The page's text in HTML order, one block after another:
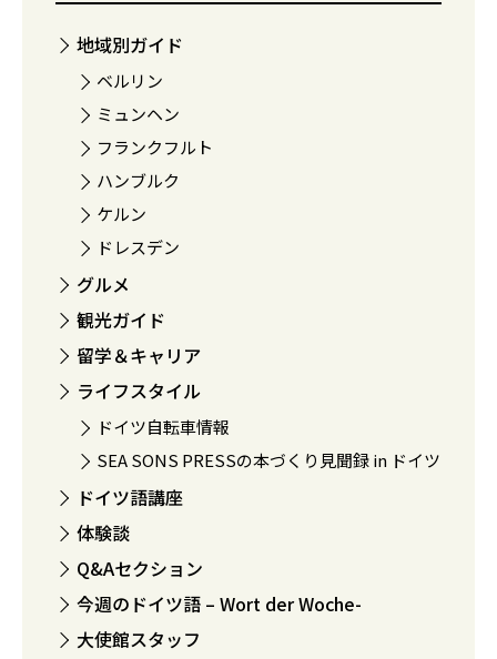
地域別ガイド
ベルリン
ミュンヘン
フランクフルト
ハンブルク
ケルン
ドレスデン
グルメ
観光ガイド
留学＆キャリア
ライフスタイル
ドイツ自転車情報
SEA SONS PRESSの本づくり見聞録 in ドイツ
ドイツ語講座
体験談
Q&Aセクション
今週のドイツ語 – Wort der Woche-
大使館スタッフ